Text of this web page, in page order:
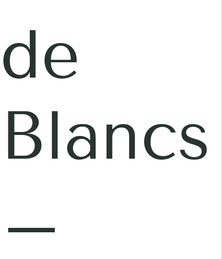
de
Blancs
–